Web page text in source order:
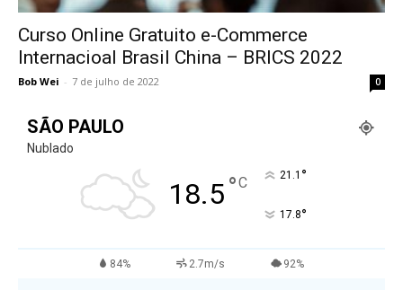
Curso Online Gratuito e-Commerce
Internacioal Brasil China – BRICS 2022
Bob Wei - 7 de julho de 2022 0
SÃO PAULO
Nublado
18.5°C 21.1 °
17.8°
84% 2.7m/s 92%